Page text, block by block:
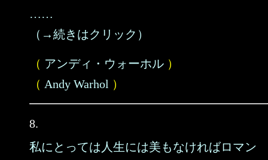
……
（→続きはクリック）
（ アンディ・ウォーホル ）
（ Andy Warhol ）
8.
私にとっては人生には美もなければロマン